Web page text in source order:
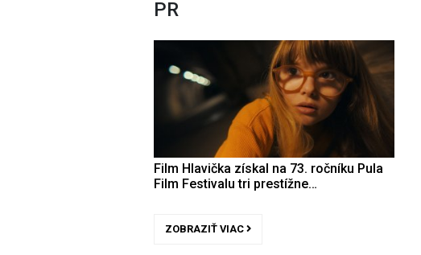
PR
Film Hlavička získal na 73. ročníku Pula
Film Festivalu tri prestížne…
ZOBRAZIŤ VIAC